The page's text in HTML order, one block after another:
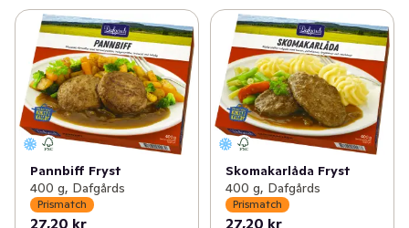
Pannbiff Fryst
400 g, Dafgårds
Prismatch
27,20 kr
Skomakarlåda Fryst
400 g, Dafgårds
Prismatch
27,20 kr